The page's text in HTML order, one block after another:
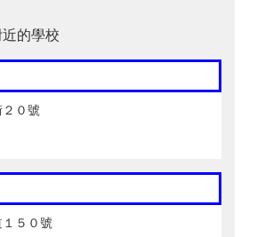
的學校
２０號
５０號